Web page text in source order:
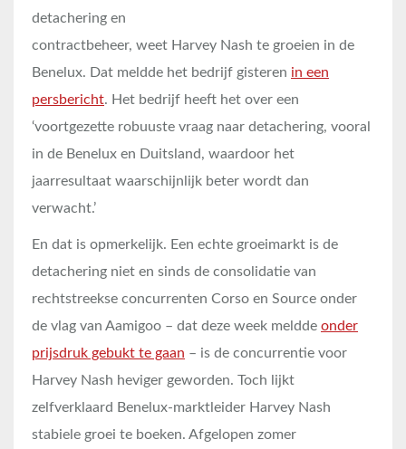
detachering en
contractbeheer, weet Harvey Nash te groeien in de
Benelux. Dat meldde het bedrijf gisteren in een
persbericht. Het bedrijf heeft het over een
‘voortgezette robuuste vraag naar detachering, vooral
in de Benelux en Duitsland, waardoor het
jaarresultaat waarschijnlijk beter wordt dan
verwacht.’
En dat is opmerkelijk. Een echte groeimarkt is de
detachering niet en sinds de consolidatie van
rechtstreekse concurrenten Corso en Source onder
de vlag van Aamigoo – dat deze week meldde onder
prijsdruk gebukt te gaan – is de concurrentie voor
Harvey Nash heviger geworden. Toch lijkt
zelfverklaard Benelux-marktleider Harvey Nash
stabiele groei te boeken. Afgelopen zomer